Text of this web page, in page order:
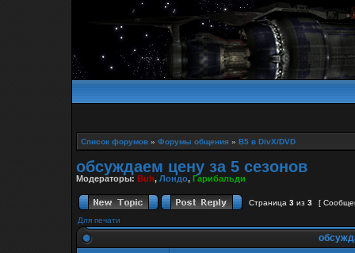
Список форумов » Форумы общения » B5 в DivX/DVD
обсуждаем цену за 5 сезонов
Модераторы: Buh, Лондо, Гарибальди
Страница 3 из 3
[
Для печати